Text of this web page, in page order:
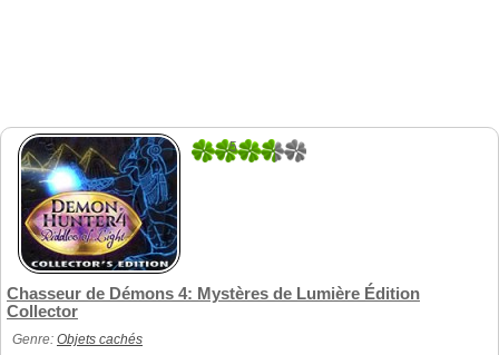
5
Chasseur de Démons 4: Mystères de Lumière Édition
Collector
Genre: Objets cachés